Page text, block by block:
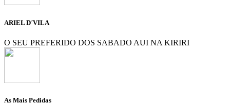
ARIEL D´VILA
O SEU PREFERIDO DOS SABADO AUI NA KIRIRI
As Mais Pedidas